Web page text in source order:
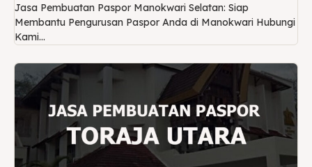
Jasa Pembuatan Paspor Manokwari Selatan: Siap
Membantu Pengurusan Paspor Anda di Manokwari Hubungi
Kami...